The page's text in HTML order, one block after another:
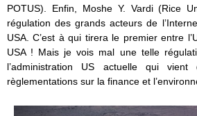
POTUS). Enfin, Moshe Y. Vardi (Rice
régulation des grands acteurs de
USA. C’est à qui tirera le premier entre
USA ! Mais je vois mal une telle
l’administration US actuelle qui vient
règlementations sur la finance et